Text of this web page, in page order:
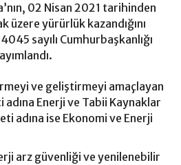
02 Nisan 2021 tarihinden
üzere yürürlük kazandığını
sayılı Cumhurbaşkanlığı
ve geliştirmeyi amaçlayan
Enerji ve Tabii Kaynaklar
adına ise Ekonomi ve Enerji
arz güvenliği ve yenilenebilir